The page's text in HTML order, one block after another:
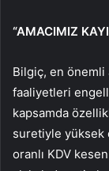
“AMACIMIZ
Bilgiç, en önemli
faaliyetleri
kapsamda
suretiyle yüksek
oranlı KDV